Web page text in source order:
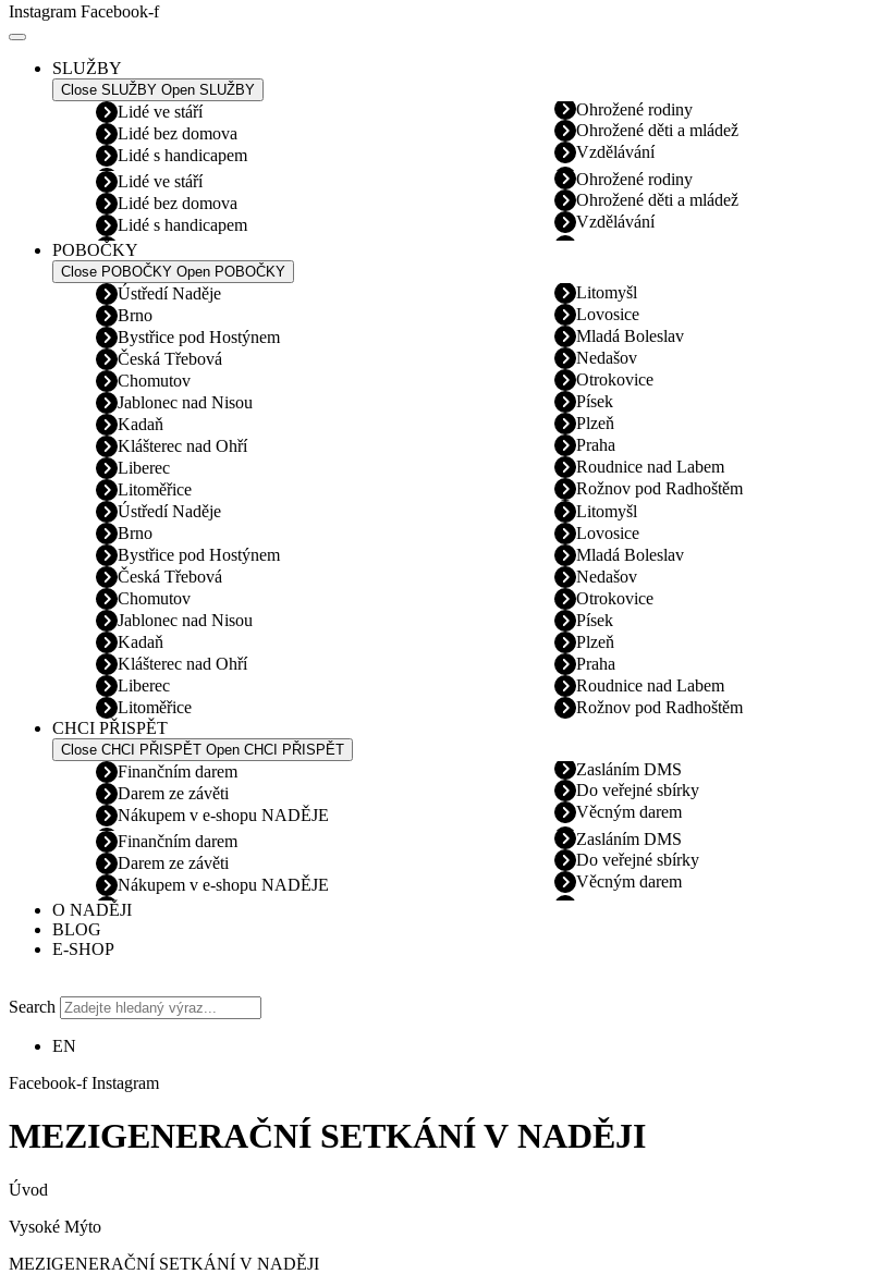
Instagram Facebook-f
SLUŽBY
Close SLUŽBY Open SLUŽBY
Lidé ve stáří
Lidé bez domova
Lidé s handicapem
Ohrožené rodiny
Ohrožené děti a mládež
Vzdělávání
Lidé ve stáří
Lidé bez domova
Lidé s handicapem
Ohrožené rodiny
Ohrožené děti a mládež
Vzdělávání
POBOČKY
Close POBOČKY Open POBOČKY
Ústředí Naděje
Brno
Bystřice pod Hostýnem
Česká Třebová
Chomutov
Jablonec nad Nisou
Kadaň
Klášterec nad Ohří
Liberec
Litoměřice
Litomyšl
Lovosice
Mladá Boleslav
Nedašov
Otrokovice
Písek
Plzeň
Praha
Roudnice nad Labem
Rožnov pod Radhoštěm
Ústředí Naděje
Brno
Bystřice pod Hostýnem
Česká Třebová
Chomutov
Jablonec nad Nisou
Kadaň
Klášterec nad Ohří
Liberec
Litoměřice
Litomyšl
Lovosice
Mladá Boleslav
Nedašov
Otrokovice
Písek
Plzeň
Praha
Roudnice nad Labem
Rožnov pod Radhoštěm
CHCI PŘISPĚT
Close CHCI PŘISPĚT Open CHCI PŘISPĚT
Finančním darem
Darem ze závěti
Nákupem v e-shopu NADĚJE
Zasláním DMS
Do veřejné sbírky
Věcným darem
Finančním darem
Darem ze závěti
Nákupem v e-shopu NADĚJE
Zasláním DMS
Do veřejné sbírky
Věcným darem
O NADĚJI
BLOG
E-SHOP
Search
EN
Facebook-f Instagram
MEZIGENERAČNÍ SETKÁNÍ V NADĚJI
Úvod
Vysoké Mýto
MEZIGENERAČNÍ SETKÁNÍ V NADĚJI